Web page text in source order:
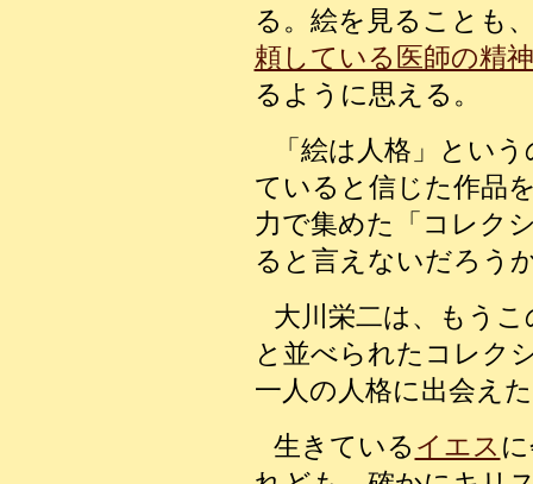
る。絵を見ることも
頼している医師の精
るように思える。
「絵は人格」とい
ていると信じた作品
力で集めた「コレク
ると言えないだろう
大川栄二は、もう
と並べられたコレク
一人の人格に出会え
生きている イエス